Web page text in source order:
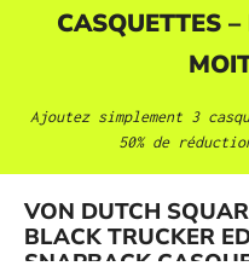
CASQUETTES –
Ajoutez simplement 3
50% de
VON DUTCH
BLACK TRUCKER
Ignorer la galerie d'images